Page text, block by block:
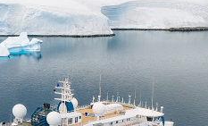
Лыжный поход на Северный полюс
15 дней
Вид отдыха
Экспедиции
Сложность
Высокая